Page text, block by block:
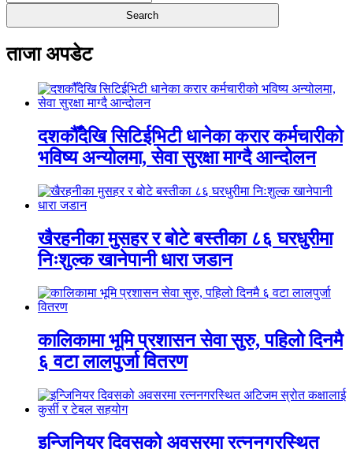
ताजा अपडेट
दशकौँदेखि सिटिईभिटी धानेका करार कर्मचारीको
भविष्य अन्योलमा, सेवा सुरक्षा माग्दै आन्दोलन
खैरहनीका मुसहर र बोटे बस्तीका ८६ घरधुरीमा
निःशुल्क खानेपानी धारा जडान
कालिकामा भूमि प्रशासन सेवा सुरु, पहिलो दिनमै
६ वटा लालपुर्जा वितरण
इन्जिनियर दिवसको अवसरमा रत्ननगरस्थित